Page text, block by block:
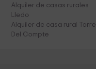
Alquiler de casas rurales
Lledo
Alquiler de casa rural Torre
Del Compte